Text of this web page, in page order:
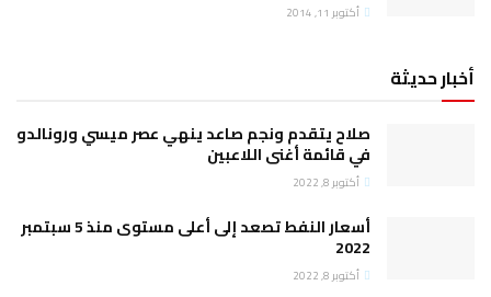
أكتوبر 11, 2014
أخبار حديثة
صلاح يتقدم ونجم صاعد ينهي عصر ميسي ورونالدو
في قائمة أغنى اللاعبين
أكتوبر 8, 2022
أسعار النفط تصعد إلى أعلى مستوى منذ 5 سبتمبر
2022
أكتوبر 8, 2022